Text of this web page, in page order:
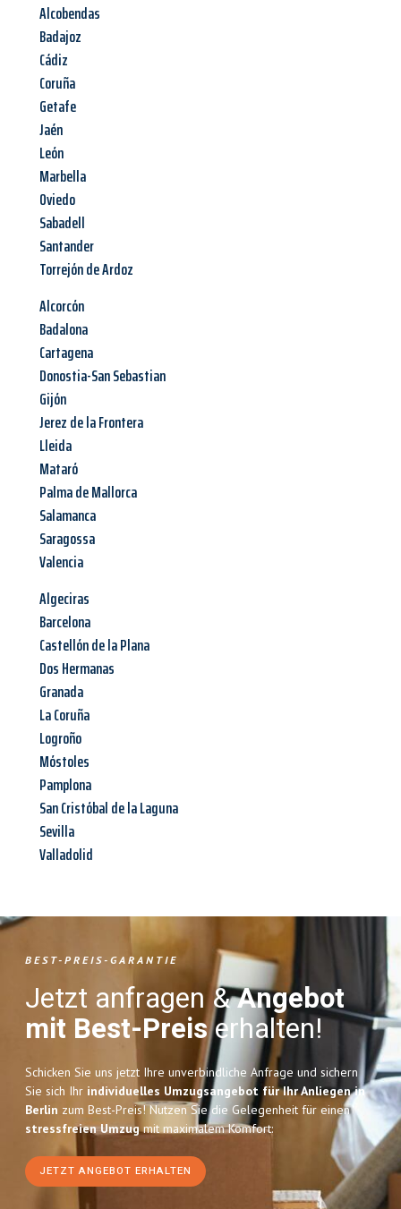
Alcobendas
Badajoz
Cádiz
Coruña
Getafe
Jaén
León
Marbella
Oviedo
Sabadell
Santander
Torrejón de Ardoz
Alcorcón
Badalona
Cartagena
Donostia-San Sebastian
Gijón
Jerez de la Frontera
Lleida
Mataró
Palma de Mallorca
Salamanca
Saragossa
Valencia
Algeciras
Barcelona
Castellón de la Plana
Dos Hermanas
Granada
La Coruña
Logroño
Móstoles
Pamplona
San Cristóbal de la Laguna
Sevilla
Valladolid
BEST-PREIS-GARANTIE
Jetzt anfragen &Angebot
mit Best-Preiserhalten!
Schicken Sie uns jetzt Ihre unverbindliche Anfrage und sichern
Sie sich Ihr individuelles Umzugsangebot für Ihr Anliegen in
Berlin zum Best-Preis! Nutzen Sie die Gelegenheit für einen
stressfreien Umzugmit maximalem Komfort:
JETZT ANGEBOT ERHALTEN